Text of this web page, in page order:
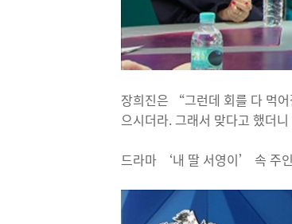
장희진은 “그런데 회를 다 먹
으시더라. 그래서 맞다고 했더
드라마 ‘내 딸 서영이’ 속 주